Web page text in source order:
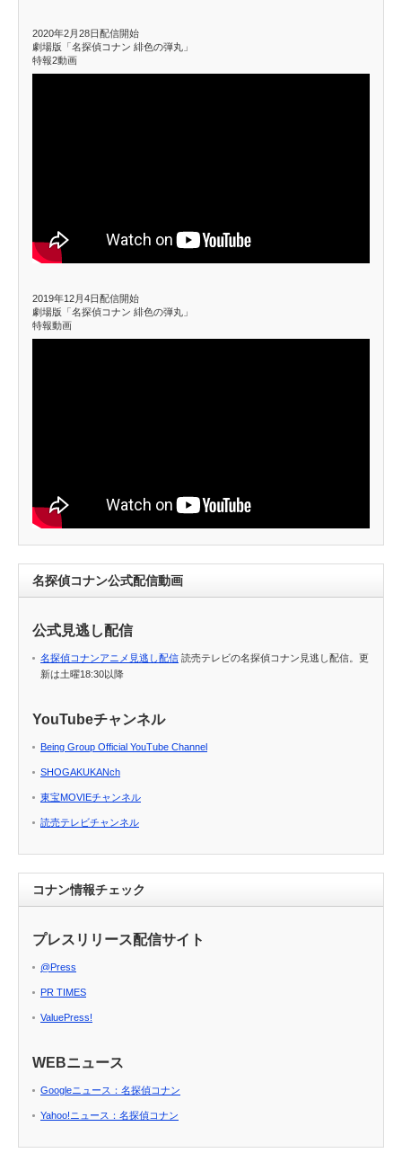
2020年2月28日配信開始
劇場版「名探偵コナン 緋色の弾丸」
特報2動画
2019年12月4日配信開始
劇場版「名探偵コナン 緋色の弾丸」
特報動画
名探偵コナン公式配信動画
公式見逃し配信
名探偵コナンアニメ見逃し配信 読売テレビの名探偵コナン見逃し配信。更
新は土曜18:30以降
YouTubeチャンネル
Being Group Official YouTube Channel
SHOGAKUKANch
東宝MOVIEチャンネル
読売テレビチャンネル
コナン情報チェック
プレスリリース配信サイト
@Press
PR TIMES
ValuePress!
WEBニュース
Googleニュース：名探偵コナン
Yahoo!ニュース：名探偵コナン